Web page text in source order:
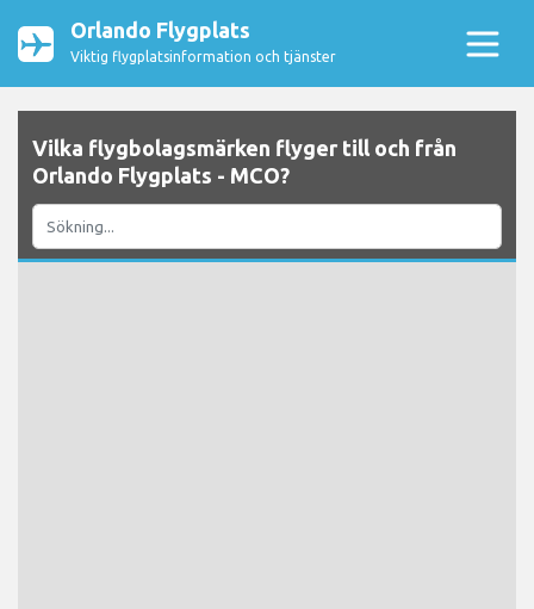
Orlando Flygplats
Viktig flygplatsinformation och tjänster
Vilka flygbolagsmärken flyger till och från
Orlando Flygplats - MCO?